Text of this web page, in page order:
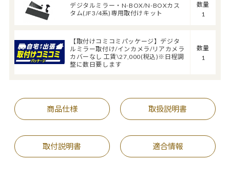
デジタルミラー・N-BOX/N-BOXカス
タム(JF3/4系)専用取付けキット
数量
1
【取付けコミコミパッケージ】デジタ
ルミラー取付け/インカメラ/リアカメラ
カバーなし 工賃\27,000(税込)※日程調
整に数日要します
数量
1
商品仕様 取扱説明書
取付説明書 適合情報